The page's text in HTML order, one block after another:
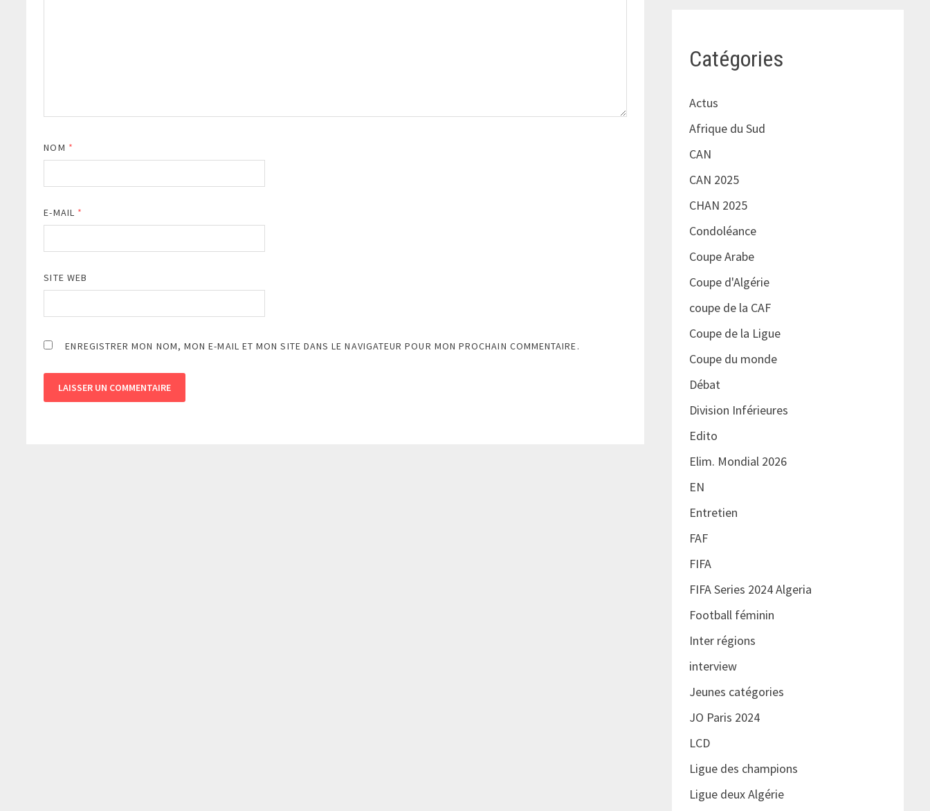
NOM *
E-MAIL *
SITE WEB
ENREGISTRER MON NOM, MON E-MAIL ET MON SITE DANS LE NAVIGATEUR POUR MON PROCHAIN COMMENTAIRE.
Catégories
Actus
Afrique du Sud
CAN
CAN 2025
CHAN 2025
Condoléance
Coupe Arabe
Coupe d'Algérie
coupe de la CAF
Coupe de la Ligue
Coupe du monde
Débat
Division Inférieures
Edito
Elim. Mondial 2026
EN
Entretien
FAF
FIFA
FIFA Series 2024 Algeria
Football féminin
Inter régions
interview
Jeunes catégories
JO Paris 2024
LCD
Ligue des champions
Ligue deux Algérie